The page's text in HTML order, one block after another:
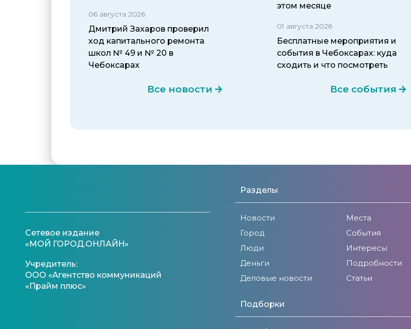
06 августа 2026
Дмитрий Захаров проверил
ход капитального ремонта
школ № 49 и № 20 в
Чебоксарах
Все новости
этом месяце
01 августа 2026
Бесплатные мероприятия и
события в Чебоксарах: куда
сходить и что посмотреть
Все события
Сетевое издание
«МОЙ ГОРОД.ОНЛАЙН»
Учредитель:
ООО «Агентство коммуникаций
«Прайм плюс»
Разделы
Новости
Город
Люди
Деньги
Деловые новости
Места
События
Интересы
Подробности
Статьи
Подборки